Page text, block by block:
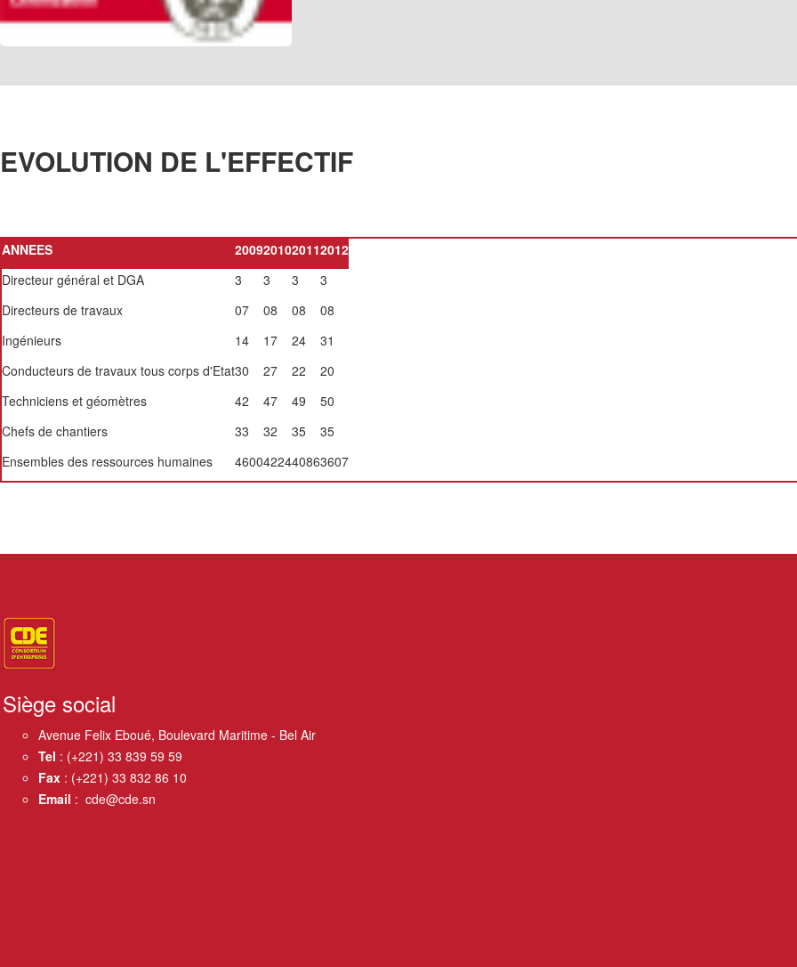
EVOLUTION DE L'EFFECTIF
ANNEES 2009201020112012
Directeur général et DGA
3 3 3
3
Directeurs de travaux
07 08 08
08
Ingénieurs
14 17 24
31
Conducteurs de travaux tous corps d'Etat30 27 22
20
Techniciens et géomètres
42 47 49
50
Chefs de chantiers
33 32 35
35
Ensembles des ressources humaines
4600422440863607
Siège social
Avenue Felix Eboué, Boulevard Maritime - Bel Air
Tel : (+221) 33 839 59 59
Fax : (+221) 33 832 86 10
Email : cde@cde.sn